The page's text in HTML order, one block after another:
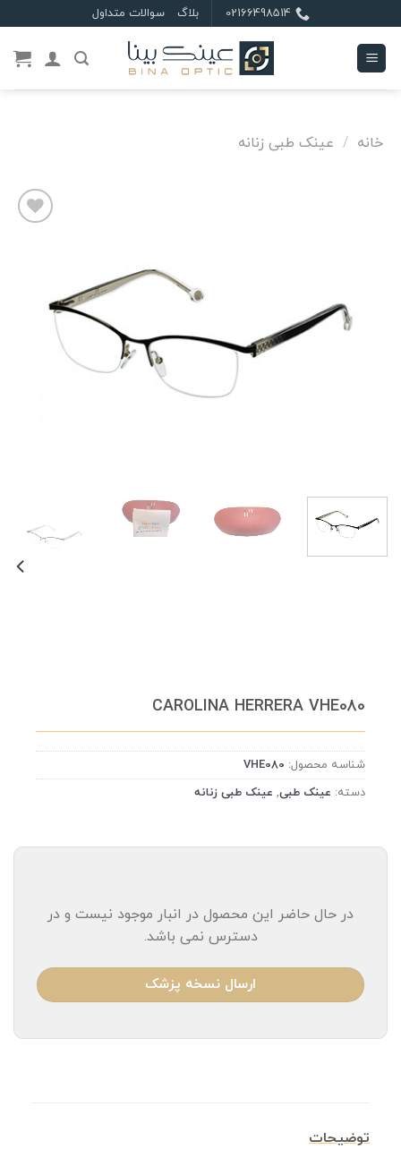
to
content
02166498514 بلاگ سوالات متداول
خانه / عینک طبی زنانه
CAROLINA HERRERA VHE080
شناسه محصول: VHE080
دسته: عینک طبی, عینک طبی زنانه
در حال حاضر این محصول در انبار موجود نیست و در
دسترس نمی باشد.
ارسال نسخه پزشک
توضیحات